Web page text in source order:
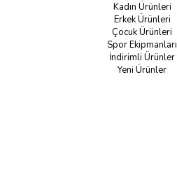
Kadın Ürünleri
Erkek Ürünleri
Çocuk Ürünleri
Spor Ekipmanları
İndirimli Ürünler
Yeni Ürünler